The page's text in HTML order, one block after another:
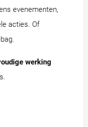
evenementen,
acties. Of
werking